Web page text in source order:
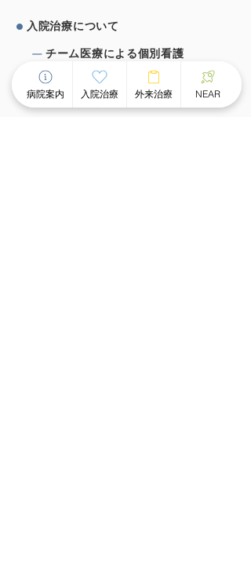
⼊院治療について
チーム医療による個別看護
スピーディな受け⼊れ体制
⾯会のご案内
病院案内 入院治療 外来治療 NEAR